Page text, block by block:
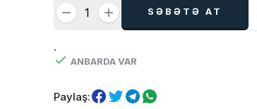
SƏBƏTƏ AT
.
ANBARDA VAR
Paylaş: